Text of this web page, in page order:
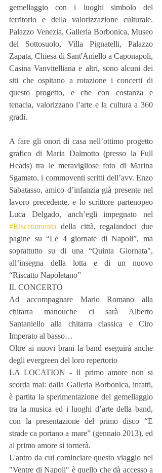
gemellaggio con i luoghi simbolo del
territorio e della valorizzazione culturale.
Palazzo Venezia, Galleria Borbonica, Museo
del Sottosuolo, Villa Pignatelli, Palazzo
Zapata, Chiesa di Sant'Aniello a Caponapoli,
Casina Vanvitelliana e altri, sono alcuni dei
siti che ospitano a rotazione i concerti di
questo progetto, e che con costanza e
tenacia, valorizzano l’arte e la cultura a 360
gradi.
A fare gli onori di casa nell’ottimo progetto
grafico di Maria Dalmotto (presso la Full
Heads) tra le meravigliose foto di Marina
Sgamato, i commoventi scritti dell’avv. Enzo
Sabatasso, amico d’infanzia già presente nel
lavoro precedente, e lo scrittore partenopeo
#Riscetamento della città, regalandoci due
pagine su “Le 4 giornate di Napoli”, ma
soprattutto su di una “Quinta Giornata",
all’insegna della lotta e di un nuovo
“Riscatto Napoletano”
IL CONCERTO
Ad accompagnare Mario Romano alla
chitarra manouche ci sarà Alberto
Santaniello alla chitarra classica e Ciro
Imperato al basso…
Oltre ai nuovi brani la band eseguirà anche
degli evergreen del loro repertorio
LA LOCATION - Il primo amore non si
scorda mai: dalla Galleria Borbonica, infatti,
è partita la sperimentazione del gemellaggio
tra la musica ed i luoghi d’arte della band,
con la presentazione del primo disco “E
strade ca portano a mare” (gennaio 2013), ed
al primo amore si tornerà.
L'antro da cui cominciare questo viaggio nel
"Ventre di Napoli" è quello che dà accesso a